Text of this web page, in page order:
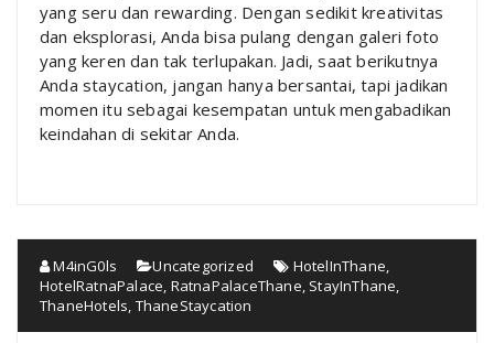
yang seru dan rewarding. Dengan sedikit kreativitas
dan eksplorasi, Anda bisa pulang dengan galeri foto
yang keren dan tak terlupakan. Jadi, saat berikutnya
Anda staycation, jangan hanya bersantai, tapi jadikan
momen itu sebagai kesempatan untuk mengabadikan
keindahan di sekitar Anda.
M4inG0ls Uncategorized HotelInThane,
HotelRatnaPalace, RatnaPalaceThane, StayInThane,
ThaneHotels, ThaneStaycation